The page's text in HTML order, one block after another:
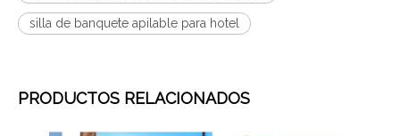
silla de banquete apilable para hotel
PRODUCTOS RELACIONADOS